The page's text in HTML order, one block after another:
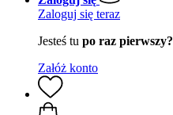
Zaloguj się teraz
Jesteś tu po raz pierwszy?
Załóż konto